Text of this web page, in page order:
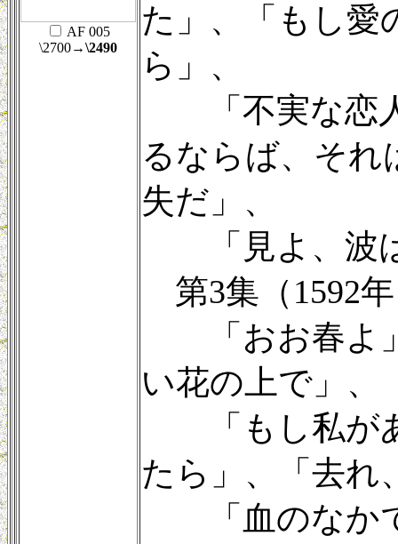
AF 005
\2700→\2490
た」、「もし愛
ら」、
「不実な恋人
るならば、それ
失だ」、
「見よ、波
第3集（1592
「おお春よ」
い花の上で」、
「もし私が
たら」、「去れ
「血のなかで